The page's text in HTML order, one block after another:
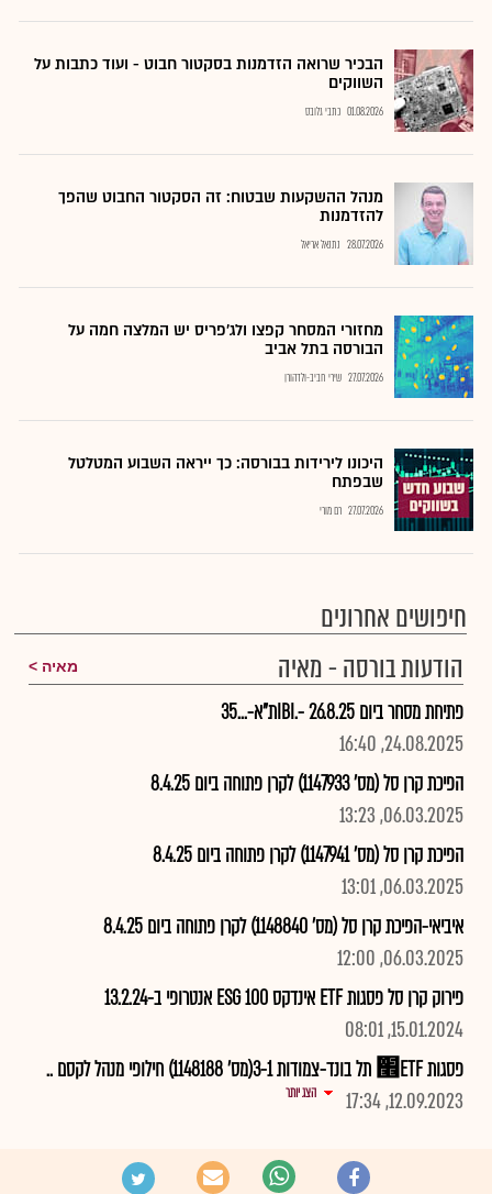
הבכיר שרואה הזדמנות בסקטור חבוט - ועוד כתבות על
השווקים
01.08.2026 כתבי גלובס
מנהל ההשקעות שבטוח: זה הסקטור החבוט שהפך
להזדמנות
28.07.2026 נתנאל אריאל
מחזורי המסחר קפצו ולג'פריס יש המלצה חמה על
הבורסה בתל אביב
27.07.2026 שירי חביב-ולדהורן
היכונו לירידות בבורסה: כך ייראה השבוע המטלטל
שבפתח
27.07.2026 רם מורי
חיפושים אחרונים
הודעות בורסה - מאיה
מאיה
פתיחת מסחר ביום 26.8.25 -.IBIת"א-...35
24.08.2025, 16:40
הפיכת קרן סל (מס' 1147933) לקרן פתוחה ביום 8.4.25
06.03.2025, 13:23
הפיכת קרן סל (מס' 1147941) לקרן פתוחה ביום 8.4.25
06.03.2025, 13:01
איביאי-הפיכת קרן סל (מס' 1148840) לקרן פתוחה ביום 8.4.25
06.03.2025, 12:00
פירוק קרן סל פסגות ETF אינדקס 100 ESG אנטרופי ב-13.2.24
15.01.2024, 08:01
פסגות ETF׮ תל בונד-צמודות 3-1(מס' 1148188) חילופי מנהל לקסם ..
12.09.2023, 17:34
הצג יותר